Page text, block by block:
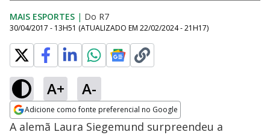
MAIS ESPORTES | Do R7
30/04/2017 - 13H51 (ATUALIZADO EM 22/02/2024 - 21H17)
A+ A-
Adicione como fonte preferencial no Google
Opens in new window
A alemã Laura Siegemund surpreendeu a